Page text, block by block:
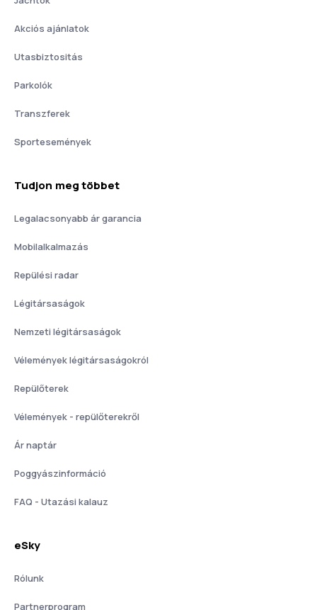
Akciós ajánlatok
Utasbiztositás
Parkolók
Transzferek
Sportesemények
Tudjon meg többet
Legalacsonyabb ár garancia
Mobilalkalmazás
Repülési radar
Légitársaságok
Nemzeti légitársaságok
Vélemények légitársaságokról
Repülőterek
Vélemények - repülőterekről
Ár naptár
Poggyászinformáció
FAQ - Utazási kalauz
eSky
Rólunk
Partnerprogram